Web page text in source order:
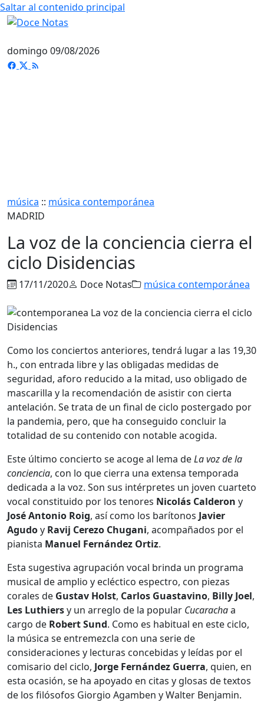
Saltar al contenido principal
domingo 09/08/2026
música :: música contemporánea
MADRID
La voz de la conciencia cierra el
ciclo Disidencias
17/11/2020 Doce Notas música contemporánea
Como los conciertos anteriores, tendrá lugar a las 19,30
h., con entrada libre y las obligadas medidas de
seguridad, aforo reducido a la mitad, uso obligado de
mascarilla y la recomendación de asistir con cierta
antelación. Se trata de un final de ciclo postergado por
la pandemia, pero, que ha conseguido concluir la
totalidad de su contenido con notable acogida.
Este último concierto se acoge al lema deLa voz de la
conciencia, con lo que cierra una extensa temporada
dedicada a la voz. Son sus intérpretes un joven cuarteto
vocal constituido por los tenores Nicolás Calderon y
José Antonio Roig, así como los barítonos Javier
Agudoy Ravij Cerezo Chugani, acompañados por el
pianista Manuel Fernández Ortiz.
Esta sugestiva agrupación vocal brinda un programa
musical de amplio y ecléctico espectro, con piezas
corales de Gustav Holst, Carlos Guastavino, Billy Joel,
Les Luthiersy un arreglo de la popular Cucarachaa
cargo de Robert Sund. Como es habitual en este ciclo,
la música se entremezcla con una serie de
consideraciones y lecturas concebidas y leídas por el
comisario del ciclo, Jorge Fernández Guerra, quien, en
esta ocasión, se ha apoyado en citas y glosas de textos
de los filósofos Giorgio Agamben y Walter Benjamin.